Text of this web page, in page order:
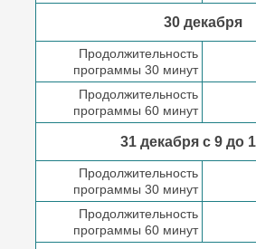
30 декабря
Продолжительность
программы 30 минут
Продолжительность
программы 60 минут
31 декабря с 9 до
Продолжительность
программы 30 минут
Продолжительность
программы 60 минут